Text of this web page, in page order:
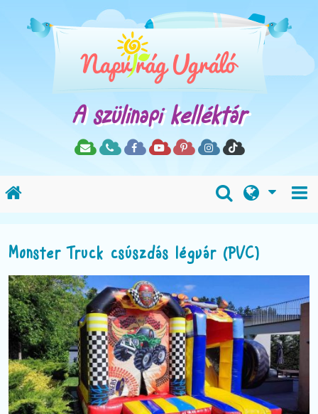
A szülinapi kelléktár
Monster Truck csúszdás légvár (PVC)